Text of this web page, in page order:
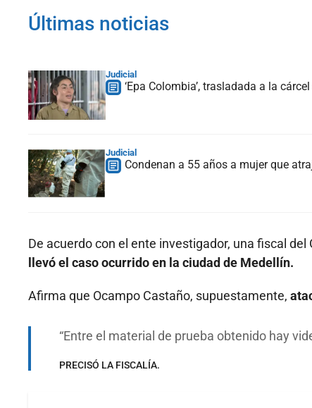
Últimas noticias
Judicial
‘Epa Colombia’, trasladada a la
Judicial
Condenan a 55 años a mujer que
De acuerdo con el ente investigador, una fiscal
llevó el caso ocurrido en la ciudad de Medellín.
Afirma que Ocampo Castaño, supuestamente,
Entre el material de prueba obtenido hay
PRECISÓ LA FISCALÍA.